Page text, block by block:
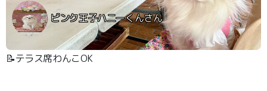
ピンク王子ハニーくんさん
📝テラス席わんこOK